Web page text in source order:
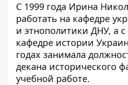
С 1999 года Ирина
работать на кафедре
и этнополитики ДНУ, а с
кафедре истории
годах занимала
декана исторического
учебной работе.